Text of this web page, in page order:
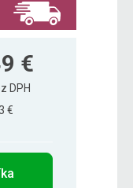
83,59 €
€
DPH
€